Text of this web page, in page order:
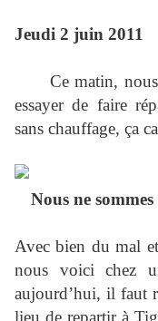
Jeudi 2 juin 2011
Ce matin,
essayer de faire
sans chauffage, ça
Nous ne
Avec bien du mal et
nous voici chez
aujourd’hui, il faut